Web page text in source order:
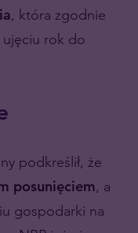
, która zgodnie
ujęciu rok do
podkreślił, że
posunięciem, a
gospodarki na